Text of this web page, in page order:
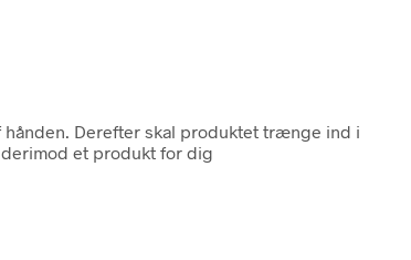
hånden. Derefter skal produktet trænge ind i
et produkt for dig